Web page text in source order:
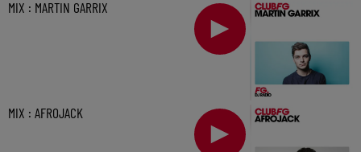
MIX : MARTIN GARRIX
MIX : AFROJACK